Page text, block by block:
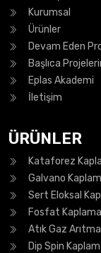
Kurumsal
Ürünler
Devam Eden
Başlıca
Eplas Akademi
İletişim
ÜRÜNLER
Kataforez
Galvano
Sert Eloksal
Fosfat
Atık Gaz
Dip Spin